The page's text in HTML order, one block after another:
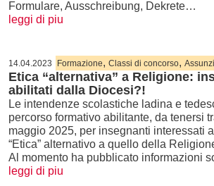
Formulare, Ausschreibung, Dekrete…
leggi di piu
14.04.2023 Formazione, Classi di concorso,
Etica “alternativa” a Religione:
abilitati dalla Diocesi?!
Le intendenze scolastiche ladina e
percorso formativo abilitante, da tenersi
maggio 2025, per insegnanti interessati
“Etica” alternativo a quello della
Al momento ha pubblicato informazioni
leggi di piu